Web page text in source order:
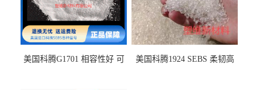
美国科腾G1701 相容性好 可
美国科腾1924 SEBS 柔韧高